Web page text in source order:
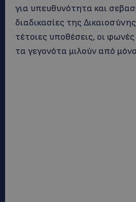
για υπευθυνότητα και
διαδικασίες της
τέτοιες υποθέσεις, οι
τα γεγονότα μιλούν από